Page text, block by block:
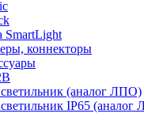
SmartLight
коннекторы
(аналог ЛПО)
IP65 (аналог